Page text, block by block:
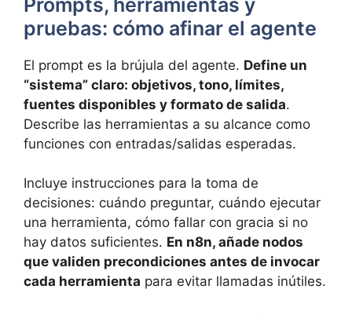
pruebas: cómo afinar el agente
El prompt es la brújula del agente. Define un
“sistema” claro: objetivos, tono, límites,
fuentes disponibles y formato de salida.
Describe las herramientas a su alcance como
funciones con entradas/salidas esperadas.
Incluye instrucciones para la toma de
decisiones: cuándo preguntar, cuándo ejecutar
una herramienta, cómo fallar con gracia si no
hay datos suficientes. En n8n, añade nodos
que validen precondiciones antes de invocar
cada herramienta para evitar llamadas inútiles.